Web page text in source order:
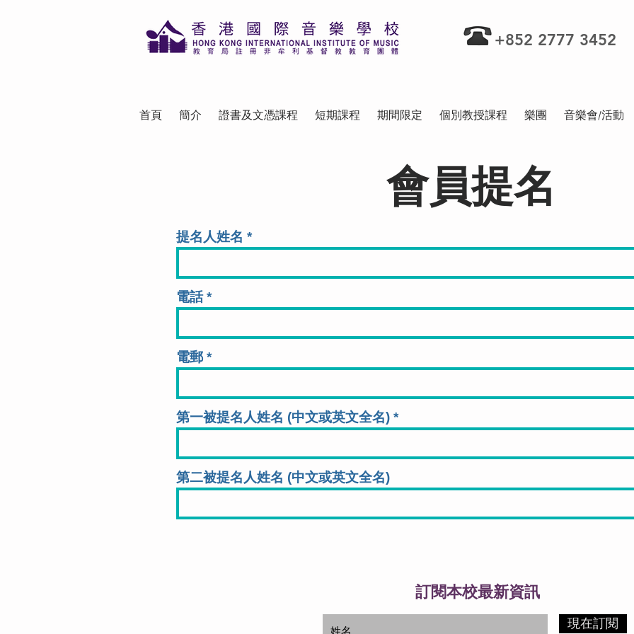
+852 2777 3452
首頁 簡介 證書及文憑課程 短期課程 期間限定 個別教授課程 樂團 音樂會/活動
會員提名
提名人姓名
電話
電郵
第一被提名人姓名 (中文或英文全名)
第二被提名人姓名 (中文或英文全名)
訂閱本校最新資訊
現在訂閱